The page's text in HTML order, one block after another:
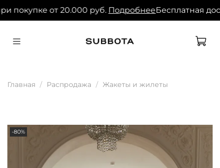
покупке от 20.000 руб.ПодробнееБесплатная
Главная Распродажа Жакеты и жилеты
-80%